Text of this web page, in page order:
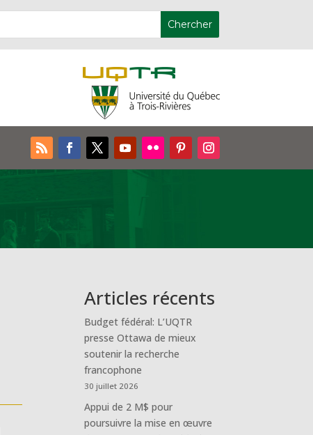
Articles récents
Budget fédéral: L’UQTR
presse Ottawa de mieux
soutenir la recherche
francophone
30 juillet 2026
Appui de 2 M$ pour
poursuivre la mise en œuvre